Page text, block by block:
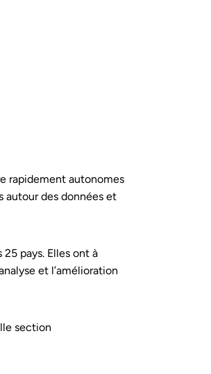
rapidement autonomes
autour des données et
pays. Elles ont à
et l’amélioration
section